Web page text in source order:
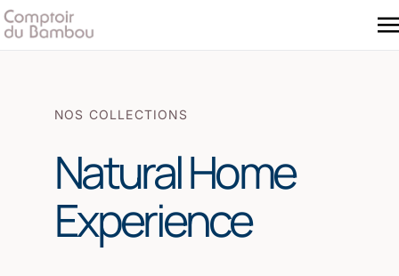
NOS COLLECTIONS
Natural Home
Experience